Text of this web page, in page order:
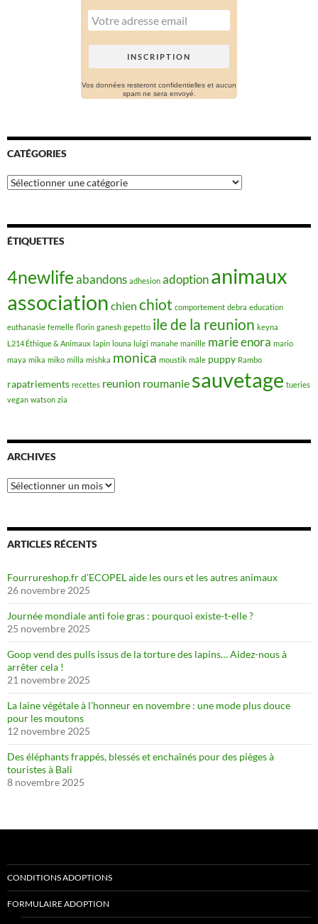
Vos données resteront confidentielles et aucun
spam ne sera envoyé.
CATÉGORIES
Catégories
ÉTIQUETTES
4newlifeabandons adhesion adoptionanimaux
association chien chiot comportement debra education
euthanasie femelle florin ganesh gepetto ile de la reunion keyna
L214 Éthique & Animaux lapin louna luigi manahe manille marie enora mario
maya mika miko milla mishka monica moustik mâle puppy Rambo
rapatriements recettes reunion roumanie sauvetage tueries
vegan watson zia
ARCHIVES
Archives
ARTICLES RÉCENTS
Fourrureshop.fr d’ECOPEL aide les ours et les autres animaux
26 novembre 2025
Journée mondiale anti foie gras : pourquoi existe-t-elle ?
25 novembre 2025
Goop vend des pulls issus de la torture des lapins… Aidez-nous à
arrêter cela !
21 novembre 2025
La laine végétale à l’honneur en novembre : une mode plus douce
pour les moutons
12 novembre 2025
Des éléphants frappés, blessés et enchaînés pour des pièges à
touristes à Bali
8 novembre 2025
CONDITIONS ADOPTIONS
FORMULAIRE ADOPTION